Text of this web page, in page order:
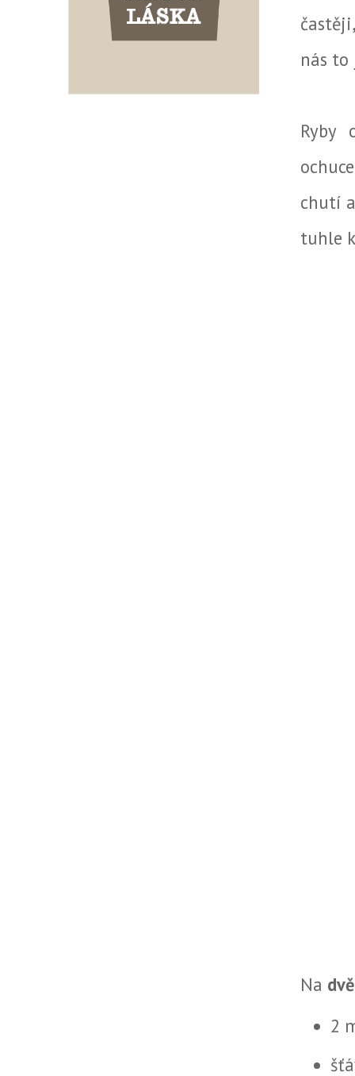
nás
Ryby
chutí
tuhle
Na
2